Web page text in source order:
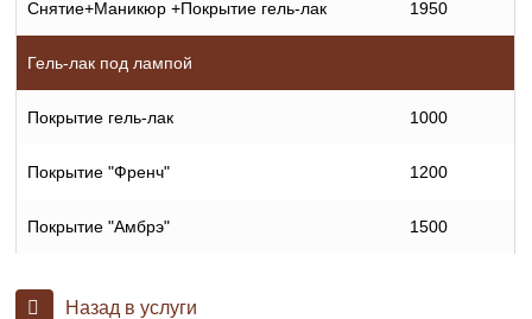
Снятие+Маникюр +Покрытие гель-лак 1950
Гель-лак под лампой
Покрытие гель-лак 1000
Покрытие "Френч" 1200
Покрытие "Амбрэ" 1500
Назад в услуги